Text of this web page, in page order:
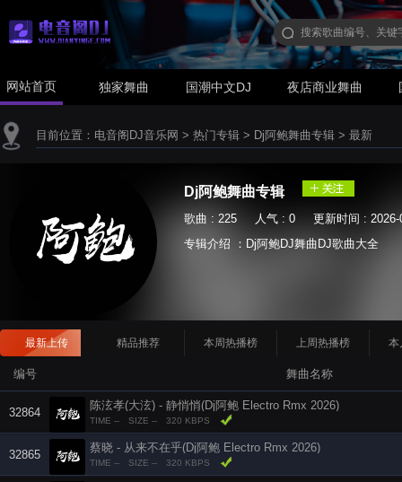
网站首页 独家舞曲 国潮中文DJ 夜店商业舞曲
目前位置： 电音阁DJ音乐网 > 热门专辑 > Dj阿鲍舞曲专辑 > 最新
Dj阿鲍舞曲专辑
歌曲 : 225 人气 : 0 更新时间 : 2026-
专辑介绍 ：Dj阿鲍DJ舞曲DJ歌曲大全
最新上传 精品推荐 本周热播榜 上周热播榜 本
编号 舞曲名称
32864
陈泫孝(大泫) - 静悄悄(Dj阿鲍 Electro Rmx 2026)
TIME -- SIZE -- 320 KBPS
32865
蔡晓 - 从来不在乎(Dj阿鲍 Electro Rmx 2026)
TIME -- SIZE -- 320 KBPS